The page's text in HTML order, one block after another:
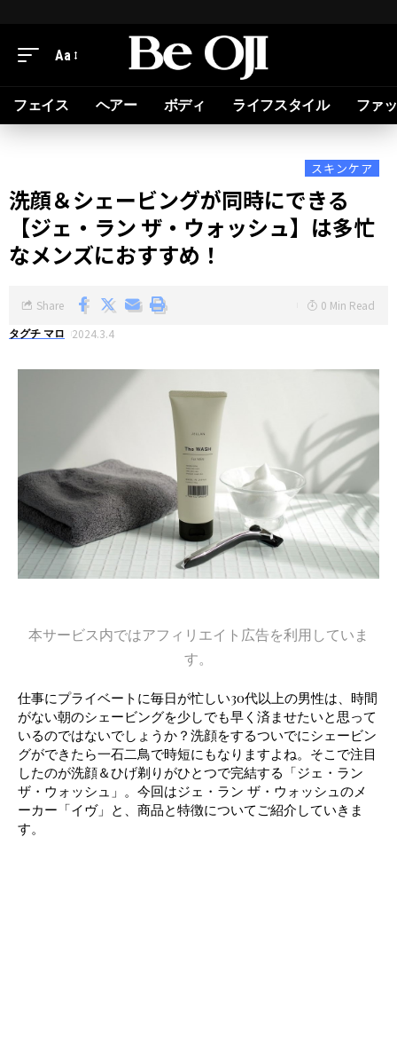
Aa
フェイス ヘアー ボディ ライフスタイル ファ
スキンケア
洗顔＆シェービングが同時にできる
【ジェ・ラン ザ・ウォッシュ】は多忙
なメンズにおすすめ！
タグチ マロ 2024.3.4
Share 0 Min Read
本サービス内ではアフィリエイト広告を利用していま
す。
仕事にプライベートに毎日が忙しい30代以上の男性は、時間
がない朝のシェービングを少しでも早く済ませたいと思って
いるのではないでしょうか？洗顔をするついでにシェービン
グができたら一石二鳥で時短にもなりますよね。そこで注目
したのが洗顔＆ひげ剃りがひとつで完結する「ジェ・ラン
ザ・ウォッシュ」。今回はジェ・ラン ザ・ウォッシュのメ
ーカー「イヴ」と、商品と特徴についてご紹介していきま
す。